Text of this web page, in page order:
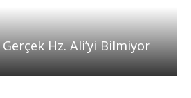
Hz. Ali’yi Bilmiyor